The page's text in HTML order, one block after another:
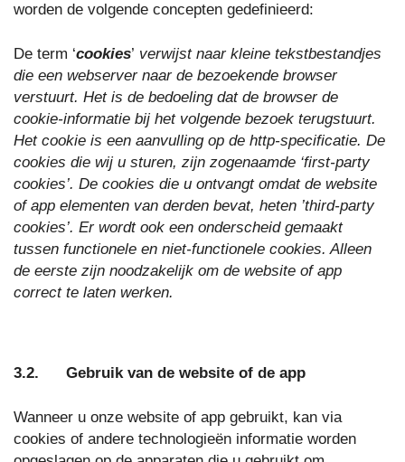
worden de volgende concepten gedefinieerd:
De term ‘cookies’ verwijst naar kleine tekstbestandjes
die een webserver naar de bezoekende browser
verstuurt. Het is de bedoeling dat de browser de
cookie-informatie bij het volgende bezoek terugstuurt.
Het cookie is een aanvulling op de http-specificatie. De
cookies die wij u sturen, zijn zogenaamde ‘first-party
cookies’. De cookies die u ontvangt omdat de website
of app elementen van derden bevat, heten ’third-party
cookies’. Er wordt ook een onderscheid gemaakt
tussen functionele en niet-functionele cookies. Alleen
de eerste zijn noodzakelijk om de website of app
correct te laten werken.
3.2. Gebruik van de website of de app
Wanneer u onze website of app gebruikt, kan via
cookies of andere technologieën informatie worden